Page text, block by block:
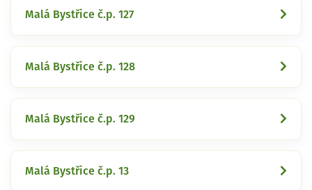
Malá Bystřice č.p. 127
Malá Bystřice č.p. 128
Malá Bystřice č.p. 129
Malá Bystřice č.p. 13